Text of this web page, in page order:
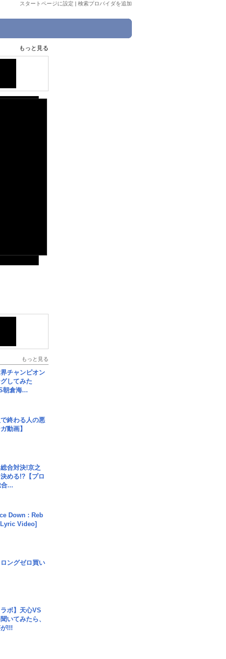
スタートページに設定 | 検索プロバイダを追加
もっと見る
もっと見る
チャンピオン
してみた
朝倉海...
で終わる人の悪
動画】
合対決!京之
める!?【プロ
...
Down : Reb
Video]
ングゼロ買い
ラボ】天心VS
いてみたら、
!!!